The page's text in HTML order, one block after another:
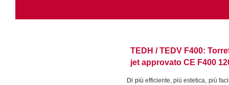
TEDH / TEDV F400:
jet approvato CE F400
Di più efficiente, più estetica, più